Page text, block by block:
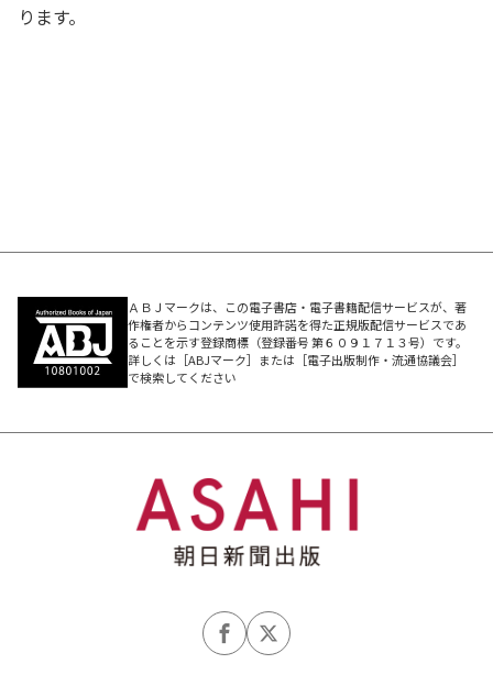
ります。
ＡＢＪマークは、この電子書店・電子書籍配信サービスが、著
作権者からコンテンツ使用許諾を得た正規版配信サービスであ
ることを示す登録商標（登録番号 第６０９１７１３号）です。
詳しくは［ABJマーク］または［電子出版制作・流通協議会］
で検索してください